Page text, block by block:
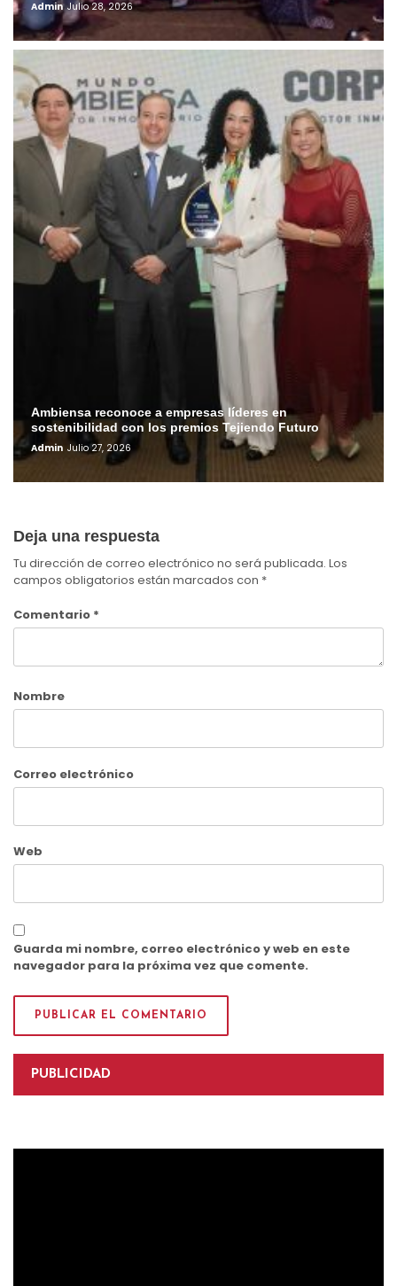
Admin Julio 28, 2026
Ambiensa reconoce a empresas líderes en
sostenibilidad con los premios Tejiendo Futuro
Admin Julio 27, 2026
Deja una respuesta
Tu dirección de correo electrónico no será publicada. Los
campos obligatorios están marcados con *
Comentario *
Nombre
Correo electrónico
Web
Guarda mi nombre, correo electrónico y web en este
navegador para la próxima vez que comente.
PUBLICIDAD